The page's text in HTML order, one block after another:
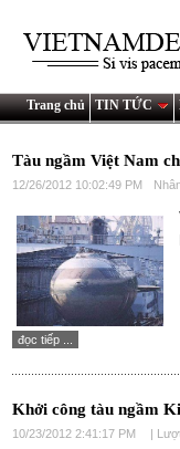
Trang chủ TIN TỨC
Tàu ngầm Việt Nam
12/26/2012 10:02:49 PM
đọc tiếp ...
Khởi công tàu ngầm
10/23/2012 2:41:17 PM |